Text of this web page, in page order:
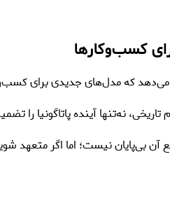
کسب‌وکارها
می‌دهد که مدل‌های جدیدی برای
تاریخی، نه‌تنها آینده پاتاگونیا
آن بی‌پایان نیست؛ اما اگر متعهد